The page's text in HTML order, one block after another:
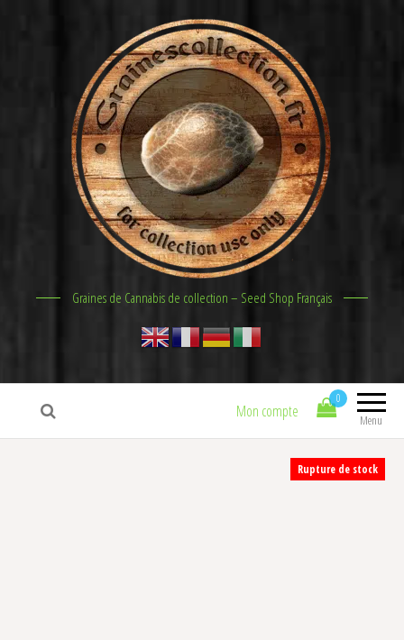
Graines de Cannabis de collection – Seed Shop Français
Menu
0
Mon compte
Rupture de stock